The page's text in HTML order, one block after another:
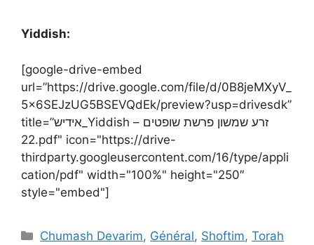
Yiddish:
[google-drive-embed
url=”https://drive.google.com/file/d/0B8jeMXyV_
5x6SEJzUG5BSEVQdEk/preview?usp=drivesdk”
title=”אידיש_Yiddish – זרע שמשון פרשת שופטים
22.pdf" icon="https://drive-
thirdparty.googleusercontent.com/16/type/appli
cation/pdf" width="100%" height="250″
style="embed"]
Chumash Devarim, Général, Shoftim,Torah